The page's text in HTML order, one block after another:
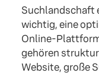
Suchlandschaft
wichtig, eine
Online-
gehören
Website, große